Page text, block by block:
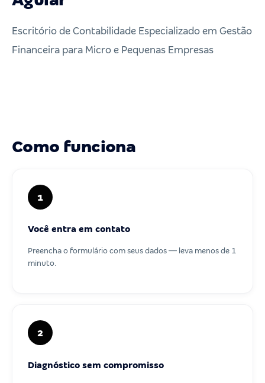
Escritório de Contabilidade Especializado em Gestão
Financeira para Micro e Pequenas Empresas
Como funciona
1
Você entra em contato
Preencha o formulário com seus dados — leva menos de 1
minuto.
2
Diagnóstico sem compromisso